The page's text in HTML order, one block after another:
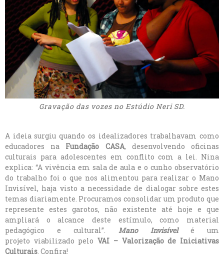
Gravação das vozes no Estúdio Neri SD.
A ideia surgiu quando os idealizadores trabalhavam como
educadores na Fundação CASA, desenvolvendo oficinas
culturais para adolescentes em conflito com a lei. Nina
explica: “A vivência em sala de aula e o cunho observatório
do trabalho foi o que nos alimentou para realizar o Mano
Invisível, haja visto a necessidade de dialogar sobre estes
temas diariamente. Procuramos consolidar um produto que
represente estes garotos, não existente até hoje e que
ampliará o alcance deste estímulo, como material
pedagógico e cultural”. Mano Invisívelé um
projeto viabilizado peloVAI – Valorização de Iniciativas
Culturais. Confira!